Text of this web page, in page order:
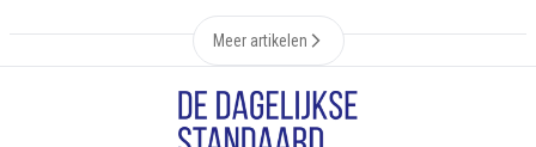
Meer artikelen